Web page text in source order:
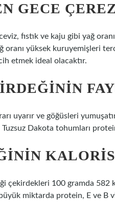
GECE
fıstık ve kaju gibi yağ
oranı yüksek kuruyemişleri
etmek ideal olacaktır.
uyarır ve göğüsleri
Tuzsuz Dakota tohumları
çekirdekleri 100 gramda
miktarda protein, E ve B